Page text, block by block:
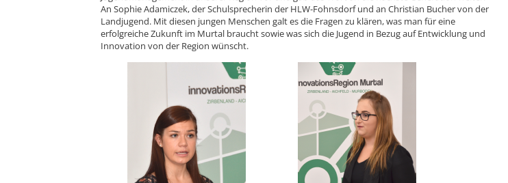
An Sophie Adamiczek, der Schulsprecherin der HLW-Fohnsdorf und an Christian Bucher von der
Landjugend. Mit diesen jungen Menschen galt es die Fragen zu klären, was man für eine
erfolgreiche Zukunft im Murtal braucht sowie was sich die Jugend in Bezug auf Entwicklung und
Innovation von der Region wünscht.